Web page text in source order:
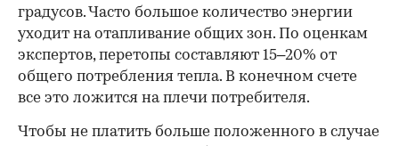
00:00 / 00:00
градусов. Часто большое количество энергии
уходит на отапливание общих зон. По оценкам
экспертов, перетопы составляют 15–20% от
общего потребления тепла. В конечном счете
все это ложится на плечи потребителя.
Чтобы не платить больше положенного в случае